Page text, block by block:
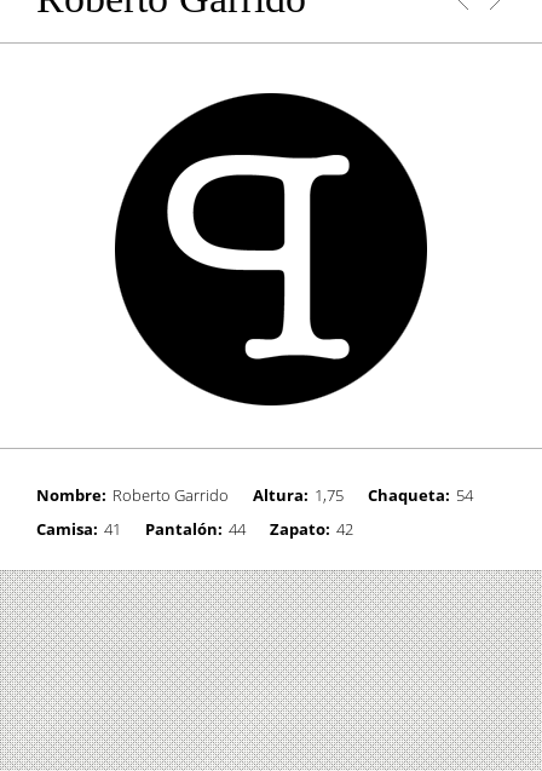
Nombre: Roberto Garrido Altura: 1,75 Chaqueta: 54
Camisa: 41 Pantalón: 44 Zapato: 42